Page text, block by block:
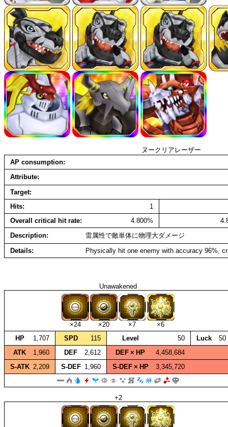
ヌークリアレーザー
AP consumption
Attribute
Target
Hits
1
Overall critical hit rate
4.800%
Description
雷属性で敵単体に物理大ダメージ
Details
Physically hit one enemy with accuracy 96%,
Unawakened
×24 ×20 ×7
×6
HP
1,707 SPD 115 Level 50 Luck
50
ATK
1,960 DEF 2,612 DEF × HP
4,458,684
S‑ATK 2,209 S‑DEF 1,960 S‑DEF × HP 3,345,720
+2